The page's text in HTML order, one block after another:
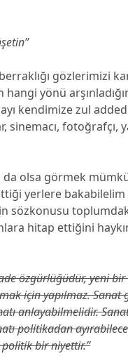
gözlerimizi
yönü
kendimize zul
fotoğrafçı,
da olsa görmek
yerlere
sözkonusu
hitap ettiğini
özgürlüğüdür, yeni
için yapılmaz. Sanat
anlayabilmelidir.
politikadan
bir niyettir.’’